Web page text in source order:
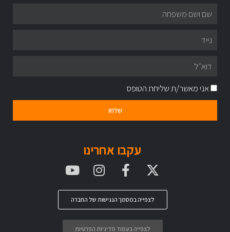
אני מאשר/ת שליחת הטופס
שלחו
עקבו אחרינו
לצפייה במסמך הנגישות של החברה
לצפייה בעמוד מדיניות הפרטיות